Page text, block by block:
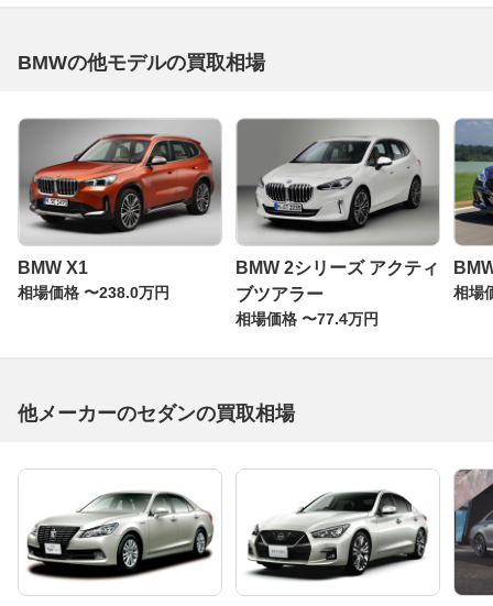
BMWの他モデルの買取相場
BMW X1
相場価格 〜238.0万円
BMW 2シリーズ アクティ
ブツアラー
相場価格 〜77.4万円
相場
他メーカーのセダンの買取相場